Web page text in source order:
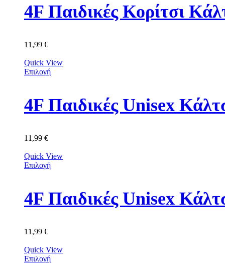
11,99 €
Quick View
Επιλογή
11,99 €
Quick View
Επιλογή
4F Παιδικές Unisex
11,99 €
Quick View
Επιλογή